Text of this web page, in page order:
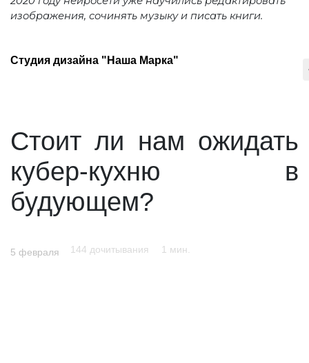
изображения, сочинять музыку и писать книги.
Студия дизайна "Наша Марка"
Стоит ли нам ожидать
кубер-кухню в
будующем?
5 февраля 144 дочитывания 1 мин.